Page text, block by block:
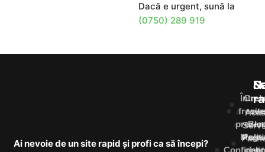
Dacă e urgent, sună la
(0750) 289 919
Ai nevoie de un site rapid și profi ca să începi?
site